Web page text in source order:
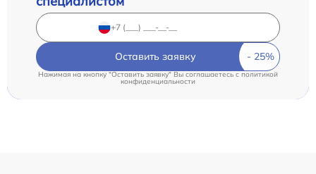
Оставить заявку
Нажимая на кнопку "Оставить заявку" Вы соглашаетесь cполитикой
конфиденциальности